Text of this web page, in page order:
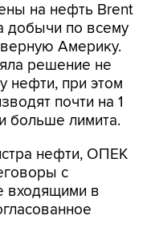
на нефть Brent
добычи по всему
Америку.
решение не
нефти, при этом
почти на 1
больше лимита.
нефти, ОПЕК
с
входящими в